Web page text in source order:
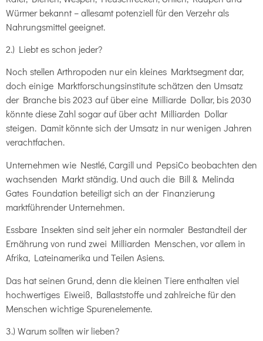
Würmer bekannt – allesamt potenziell für den Verzehr als
Nahrungsmittel geeignet.
2.) Liebt es schon jeder?
Noch stellen Arthropoden nur ein kleines Marktsegment dar,
doch einige Marktforschungsinstitute schätzen den Umsatz
der Branche bis 2023 auf über eine Milliarde Dollar, bis 2030
könnte diese Zahl sogar auf über acht Milliarden Dollar
steigen. Damit könnte sich der Umsatz in nur wenigen Jahren
verachtfachen.
Unternehmen wie Nestlé, Cargill und PepsiCo beobachten den
wachsenden Markt ständig. Und auch die Bill & Melinda
Gates Foundation beteiligt sich an der Finanzierung
marktführender Unternehmen.
Essbare Insekten sind seit jeher ein normaler Bestandteil der
Ernährung von rund zwei Milliarden Menschen, vor allem in
Afrika, Lateinamerika und Teilen Asiens.
Das hat seinen Grund, denn die kleinen Tiere enthalten viel
hochwertiges Eiweiß, Ballaststoffe und zahlreiche für den
Menschen wichtige Spurenelemente.
3.) Warum sollten wir lieben?